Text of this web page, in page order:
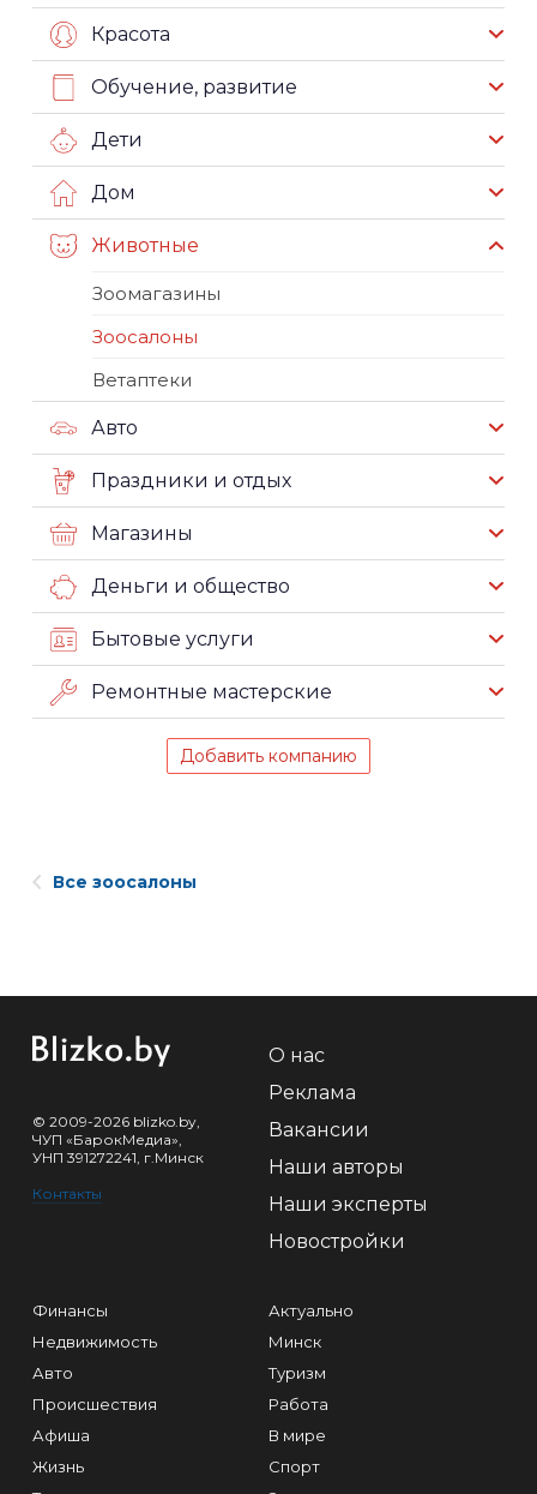
Красота
Обучение, развитие
Дети
Дом
Животные
Зоомагазины
Зоосалоны
Ветаптеки
Авто
Праздники и отдых
Магазины
Деньги и общество
Бытовые услуги
Ремонтные мастерские
Добавить компанию
Все зоосалоны
© 2009-2026 blizko.by,
ЧУП «БарокМедиа»,
УНП 391272241, г.Минск
Контакты
О нас
Реклама
Вакансии
Наши авторы
Наши эксперты
Новостройки
Финансы
Недвижимость
Авто
Происшествия
Афиша
Жизнь
Актуально
Минск
Туризм
Работа
В мире
Спорт